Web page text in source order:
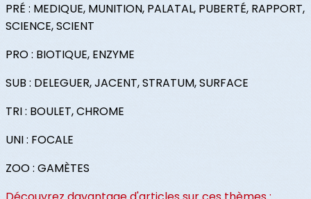
PRÉ : MEDIQUE, MUNITION, PALATAL, PUBERTÉ, RAPPORT,
SCIENCE, SCIENT
PRO : BIOTIQUE, ENZYME
SUB : DELEGUER, JACENT, STRATUM, SURFACE
TRI : BOULET, CHROME
UNI : FOCALE
ZOO : GAMÈTES